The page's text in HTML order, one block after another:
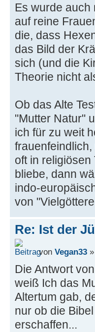
Es wurde auch
auf reine
die, dass
das Bild der
sich (und die
Theorie nicht
Ob das Alte
"Mutter Natur"
ich für zu weit
oft in
bliebe, dann
indo-
von
Re: Ist der
von Vegan33
Die Antwort
weiß Ich das
Altertum gab,
nur ob die
erschaffen...